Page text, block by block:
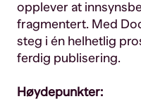
opplever at
fragmentert. Med
steg i én helhetlig
ferdig publisering.
Høydepunkter: